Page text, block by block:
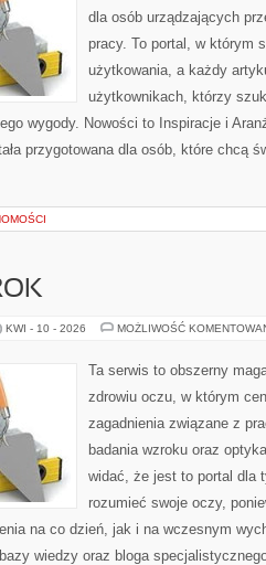
dla osób urządzających
pracy. To portal, w którym
użytkowania, a każdy
użytkownikach, którzy
wygody. Nowości to Inspiracje i
przygotowana dla osób, które chcą
KWI - 10 - 2026 MOŻLIWOŚĆ
Ta serwis to obszerny
zdrowiu oczu, w którym
zagadnienia związane z
badania wzroku oraz
widać, że jest to portal dla
rozumieć swoje oczy,
na co dzień, jak i na wczesnym
wiedzy oraz bloga